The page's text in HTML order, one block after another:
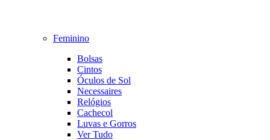
Feminino
Bolsas
Cintos
Óculos de Sol
Necessaires
Relógios
Cachecol
Luvas e Gorros
Ver Tudo